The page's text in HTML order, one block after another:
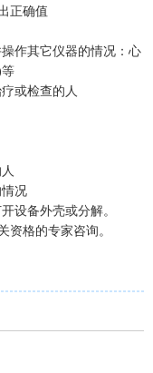
正确值
作其它仪器的情况：心
或检查的人
况
设备外壳或分解。
资格的专家咨询。